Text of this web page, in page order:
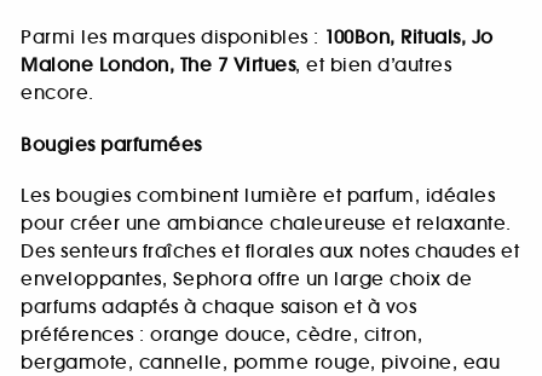
Parmi les marques disponibles : 100Bon, Rituals, Jo
Malone London, The 7 Virtues, et bien d’autres
encore.
Bougies parfumées
Les bougies combinent lumière et parfum, idéales
pour créer une ambiance chaleureuse et relaxante.
Des senteurs fraîches et florales aux notes chaudes et
enveloppantes, Sephora offre un large choix de
parfums adaptés à chaque saison et à vos
préférences : orange douce, cèdre, citron,
bergamote, cannelle, pomme rouge, pivoine, eau